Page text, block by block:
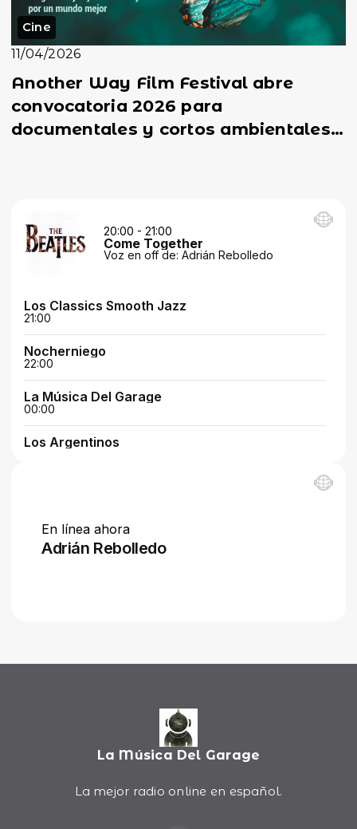
Cine
11/04/2026
Another Way Film Festival abre
convocatoria 2026 para
documentales y cortos ambientales
La Música Del Garage
La mejor radio online en español.